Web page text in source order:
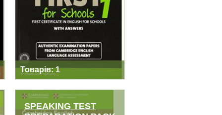
Товарів: 1
SCHOOLS FOR
REVISED EXAM
FROM 2015
SPEAKING TEST